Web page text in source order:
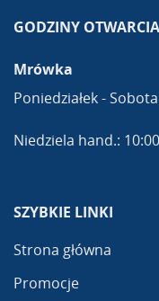
GODZINY OTWARCIA
Mrówka
Poniedziałek -
Niedziela hand.:
SZYBKIE LINKI
Strona główna
Promocje